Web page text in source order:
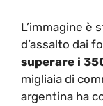
L’immagine è
d’assalto dai
superare i
migliaia di
argentina ha